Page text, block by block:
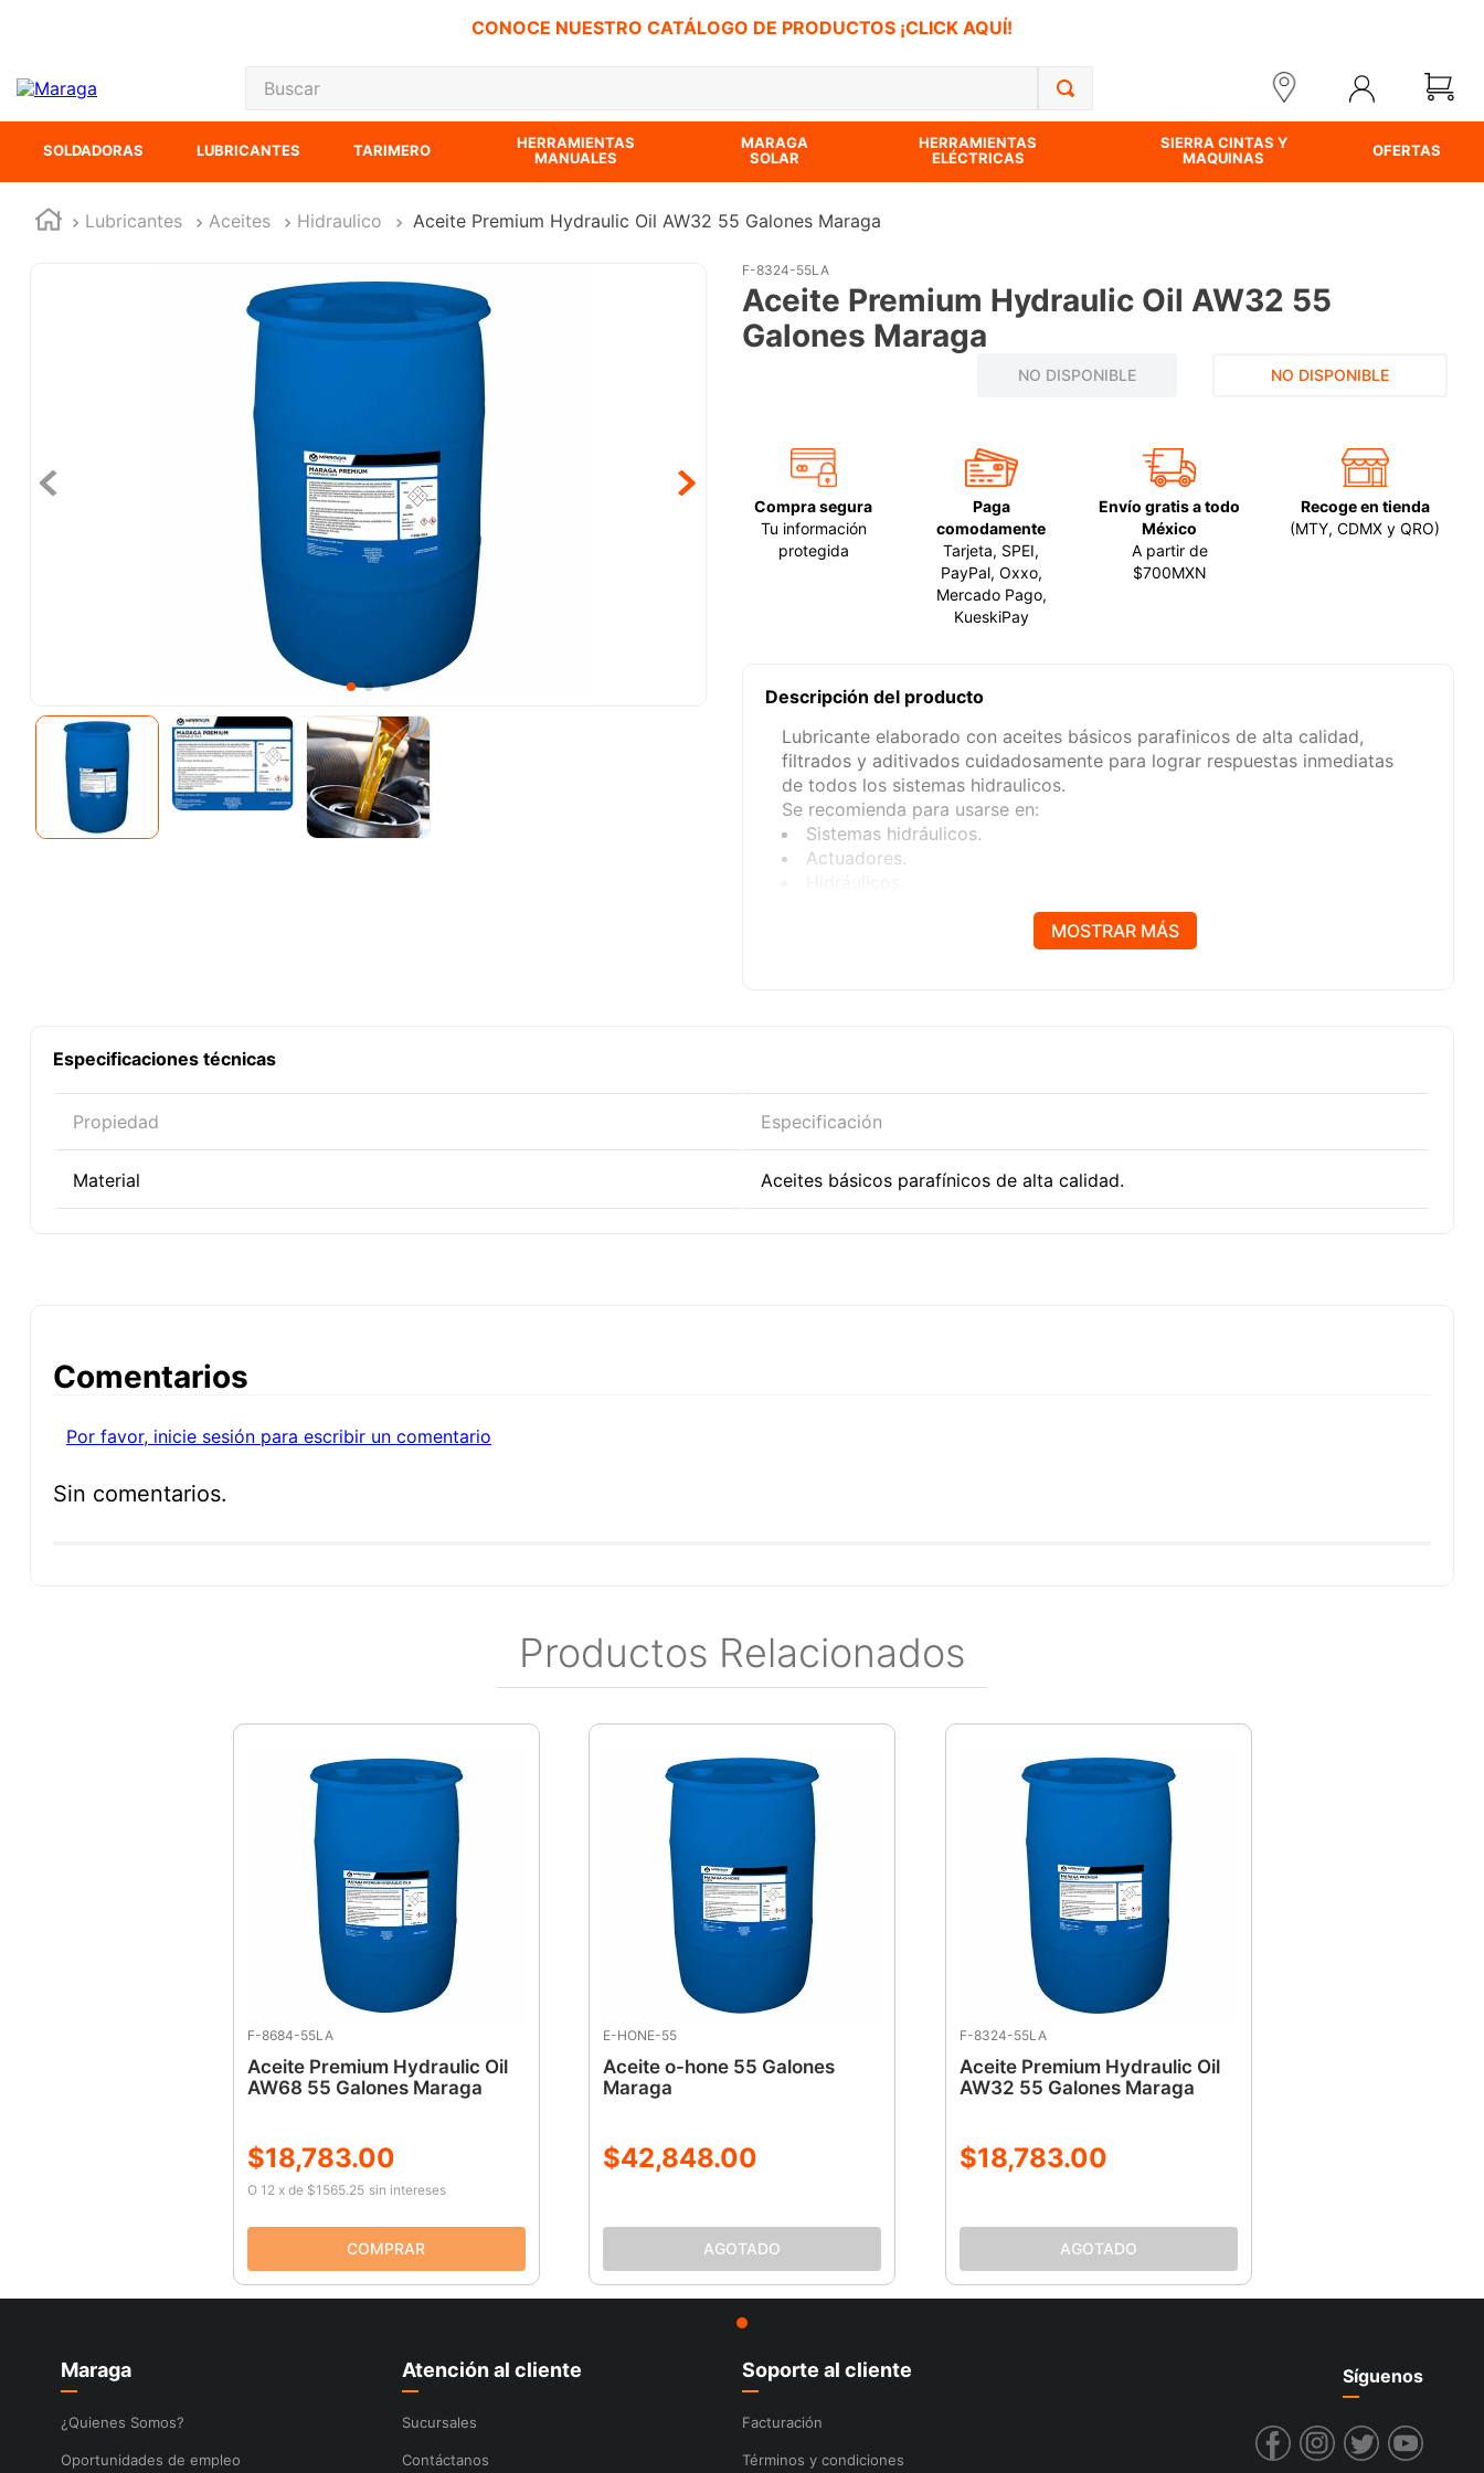
CONOCE NUESTRO CATÁLOGO DE PRODUCTOS ¡CLICK AQUÍ!
Buscar
SOLDADORAS LUBRICANTES TARIMERO
HERRAMIENTAS
MANUALES
MARAGA
SOLAR
HERRAMIENTAS
ELÉCTRICAS
SIERRA CINTAS Y
MAQUINAS
OFERTAS
Lubricantes Aceites Hidraulico Aceite Premium Hydraulic Oil AW32 55 Galones Maraga
F-8324-55LA
Aceite Premium Hydraulic Oil AW32 55
Galones Maraga
NO DISPONIBLE NO DISPONIBLE
Compra segura
Tu información
protegida
Paga
comodamente
Tarjeta, SPEI,
PayPal, Oxxo,
Mercado Pago,
KueskiPay
Envío gratis a todo
México
A partir de
$700MXN
Recoge en tienda
(MTY, CDMX y QRO)
Descripción del producto
Lubricante elaborado con aceites básicos parafinicos de alta calidad,
filtrados y aditivados cuidadosamente para lograr respuestas inmediatas
de todos los sistemas hidraulicos.
Se recomienda para usarse en:
Sistemas hidráulicos.
Actuadores.
Transmisiones de máquinas herramientas.
Compresores de aire que requieren de un aceite con características
Ficha técnica
MOSTRAR MÁS
Especificaciones técnicas
Propiedad Especificación
Material Aceites básicos parafínicos de alta calidad.
Comentarios
Por favor, inicie sesión para escribir un comentario
Sin comentarios.
Productos Relacionados
F-8684-55LA
Aceite Premium Hydraulic Oil
AW68 55 Galones Maraga
$18,783.00
O 12 xde $1565.25 sin intereses
E-HONE-55
Aceite o-hone 55 Galones
Maraga
$42,848.00
F-8324-55LA
Aceite Premium Hydraulic Oil
AW32 55 Galones Maraga
$18,783.00
Maraga
¿Quienes Somos?
Oportunidades de empleo
Atención al cliente
Sucursales
Contáctanos
Soporte al cliente
Facturación
Términos y condiciones
Síguenos
TÉRMINOS MÁS BUSCADOS
4.
sierra sable
5.
ecoklean
9.
-cut
10. esmeriladora